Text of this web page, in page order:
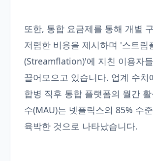
또한, 통합 요금제를 통해 개별
저렴한 비용을 제시하며 '스트림
(Streamflation)'에 지친 이용자
끌어모으고 있습니다. 업계 수치
합병 직후 통합 플랫폼의 월간
수(MAU)는 넷플릭스의 85% 수
육박한 것으로 나타났습니다.